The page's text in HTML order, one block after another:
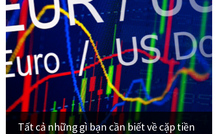
Tất cả những gì bạn cần biết về cặp tiền